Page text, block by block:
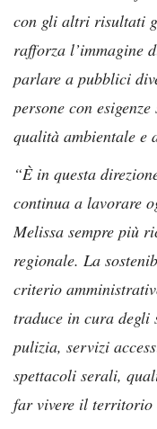
con gli altri risultati
rafforza l’immagine
parlare a pubblici
persone con
qualità ambientale
“È in questa
continua a lavorare
Melissa sempre più
regionale. La
criterio
traduce in cura degli
pulizia, servizi
spettacoli serali,
far vivere il territorio